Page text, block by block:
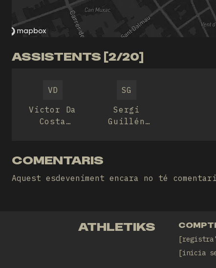
ASSISTENTS [2/20]
VD
Victor Da
Costa
SG
Sergi
Guillén
COMENTARIS
Aquest esdeveniment encara no té
ATHLETIKS
inicia